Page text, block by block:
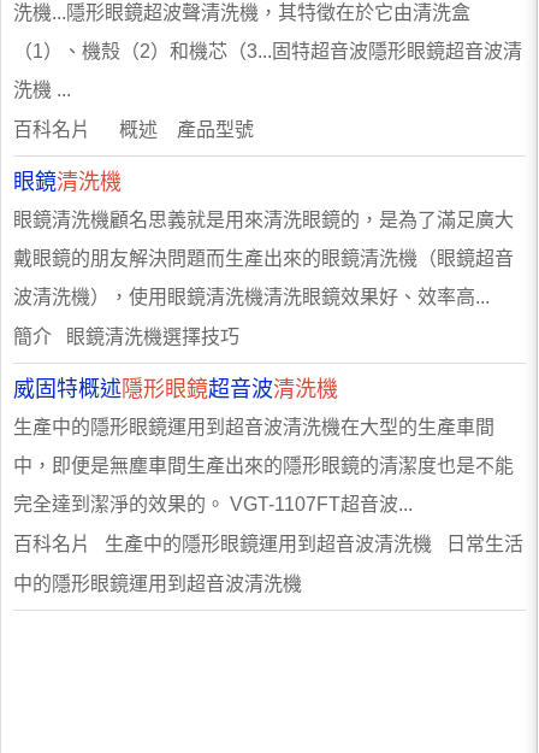
洗機...隱形眼鏡超波聲清洗機，其特徵在於它由清洗盒
（1）、機殼（2）和機芯（3...固特超音波隱形眼鏡超音波清
洗機 ...
百科名片 概述 產品型號
眼鏡清洗機
眼鏡清洗機顧名思義就是用來清洗眼鏡的，是為了滿足廣大
戴眼鏡的朋友解決問題而生產出來的眼鏡清洗機（眼鏡超音
波清洗機），使用眼鏡清洗機清洗眼鏡效果好、效率高...
簡介 眼鏡清洗機選擇技巧
威固特概述隱形眼鏡超音波清洗機
生產中的隱形眼鏡運用到超音波清洗機在大型的生產車間
中，即便是無塵車間生產出來的隱形眼鏡的清潔度也是不能
完全達到潔淨的效果的。 VGT-1107FT超音波...
百科名片 生產中的隱形眼鏡運用到超音波清洗機 日常生活
中的隱形眼鏡運用到超音波清洗機